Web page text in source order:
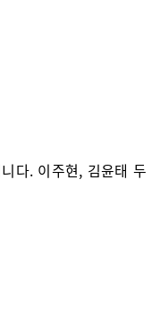
다. 이주현, 김윤태 두